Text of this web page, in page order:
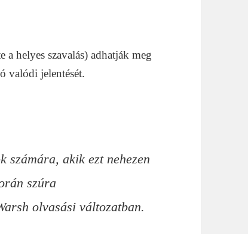
helyes szavalás) adhatják meg
valódi jelentését.
számára, akik ezt nehezen
szúra
olvasási változatban.